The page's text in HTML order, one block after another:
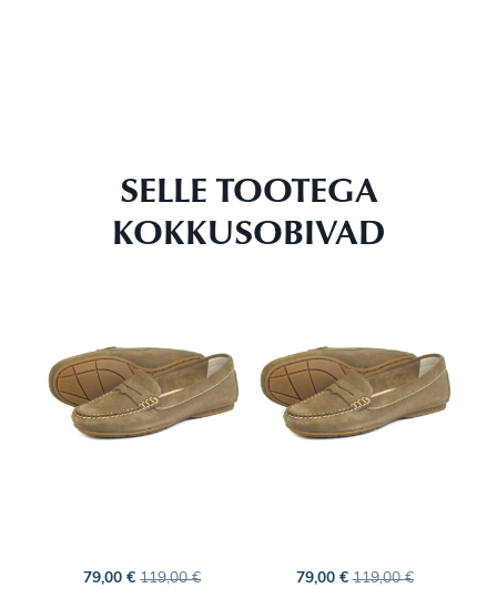
SELLE TOOTEGA
KOKKUSOBIVAD
79,00€ 119,00€ 79,00 € 119,00€